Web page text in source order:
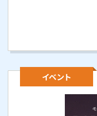
イベント